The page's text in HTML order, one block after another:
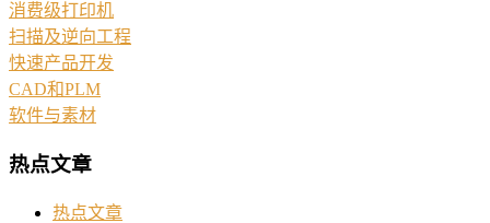
消费级打印机
扫描及逆向工程
快速产品开发
CAD和PLM
软件与素材
热点文章
热点文章